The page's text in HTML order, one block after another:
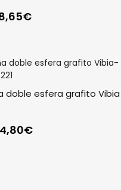
€
doble esfera grafito Vibia
€